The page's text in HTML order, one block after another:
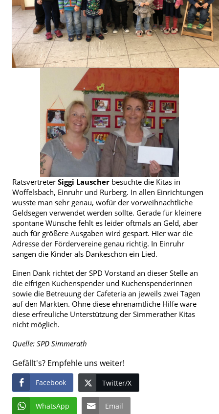
Ratsvertreter Siggi Lauscher besuchte die Kitas in
Woffelsbach, Einruhr und Rurberg. In allen Einrichtungen
wusste man sehr genau, wofür der vorweihnachtliche
Geldsegen verwendet werden sollte. Gerade für kleinere
spontane Wünsche fehlt es leider oftmals an Geld, aber
auch für größere Ausgaben wird gespart. Hier war die
Adresse der Fördervereine genau richtig. In Einruhr
sangen die Kinder als Dankeschön ein Lied.
Einen Dank richtet der SPD Vorstand an dieser Stelle an
die eifrigen Kuchenspender und Kuchenspenderinnen
sowie die Betreuung der Cafeteria an jeweils zwei Tagen
auf den Märkten. Ohne diese ehrenamtliche Hilfe wäre
diese erfreuliche Unterstützung der Simmerather Kitas
nicht möglich.
Quelle: SPD Simmerath
Gefällt's? Empfehle uns weiter!
Facebook Twitter/X
WhatsApp Email